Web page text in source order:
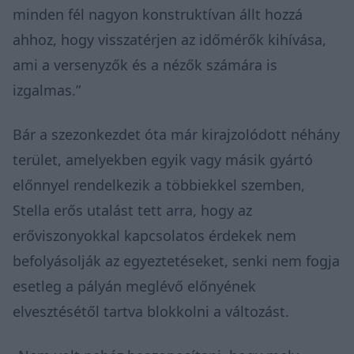
minden fél nagyon konstruktívan állt hozzá
ahhoz, hogy visszatérjen az időmérők kihívása,
ami a versenyzők és a nézők számára is
izgalmas.”
Bár a szezonkezdet óta már kirajzolódott néhány
terület, amelyekben egyik vagy másik gyártó
előnnyel rendelkezik a többiekkel szemben,
Stella erős utalást tett arra, hogy az
erőviszonyokkal kapcsolatos érdekek nem
befolyásolják az egyeztetéseket, senki nem fogja
esetleg a pályán meglévő előnyének
elvesztésétől tartva blokkolni a változást.